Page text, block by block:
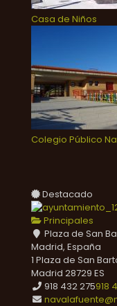
Casa de Niños
Colegio Público
Destacado
Principales
Plaza de San
Madrid, España
1 Plaza de San
Madrid 28729 ES
918 432 275918